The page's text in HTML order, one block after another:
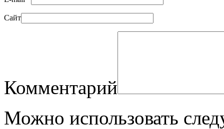
Сайт
Комментарий
Можно использовать